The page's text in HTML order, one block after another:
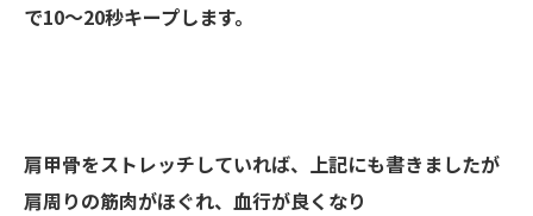
で10～20秒キープします。
肩甲骨をストレッチしていれば、上記にも書きましたが
肩周りの筋肉がほぐれ、血行が良くなり